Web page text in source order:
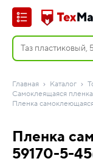
Главная Каталог
Самоклеящаяся пленка
Пленка
Пленка
59170-5-